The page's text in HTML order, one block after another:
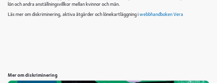
lön och andra anställningsvillkor mellan kvinnor och män.
Läs mer om diskriminering, aktiva åtgärder och lönekartläggning iwebbhandboken Vera
Mer om diskriminering